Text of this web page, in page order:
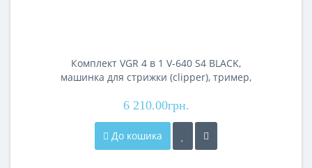
Комплект VGR 4 в 1 V-640 S4 BLACK,
машинка для стрижки (clipper), тример,
6 210.00грн.
До кошика